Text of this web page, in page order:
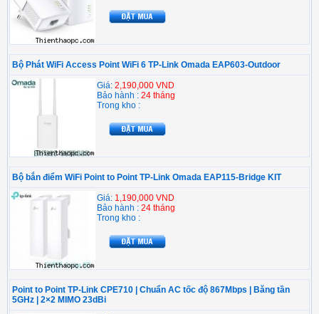
Bộ Phát WiFi Access Point WiFi 6 TP-Link Omada EAP603-Outdoor
Giá: 2,190,000 VND
Bảo hành : 24 tháng
Trong kho :
Bộ bắn điểm WiFi Point to Point TP-Link Omada EAP115-Bridge KIT
Giá: 1,190,000 VND
Bảo hành : 24 tháng
Trong kho :
Point to Point TP-Link CPE710 | Chuẩn AC tốc độ 867Mbps | Băng tần
5GHz | 2×2 MIMO 23dBi